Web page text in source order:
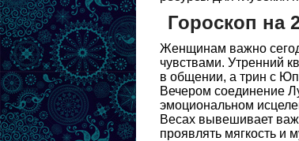
Гороскоп на
Женщинам важно
чувствами. Утренний
в общении, а трин с
Вечером соединение
эмоциональном
Весах вывешивает
проявлять мягкость и